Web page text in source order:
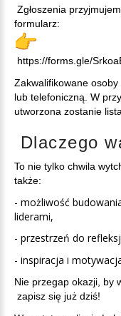
Zgłoszenia
formularz:
https://forms.gle/
Zakwalifikowane
lub telefoniczną. W
utworzona zostanie
Dlaczego
To nie tylko chwila
także:
- możliwość
liderami,
- przestrzeń do
- inspiracja i
Nie przegap okazji, by
zapisz się już dziś!